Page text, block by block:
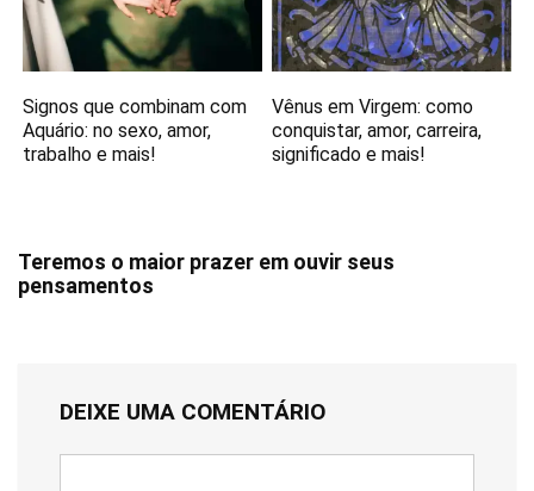
Signos que combinam com
Aquário: no sexo, amor,
trabalho e mais!
Vênus em Virgem: como
conquistar, amor, carreira,
significado e mais!
Teremos o maior prazer em ouvir seus
pensamentos
DEIXE UMA COMENTÁRIO